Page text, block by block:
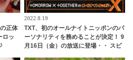
正体
ロッ
2022.8.19
TXT、初のオールナイトニッポンのパ
ーソナリティを務めることが決定！ 9
月16日（金）の放送に登場・・ スビ